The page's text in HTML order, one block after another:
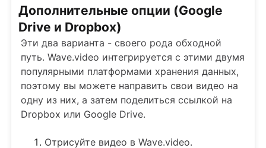
Дополнительные опции (Google
Drive и Dropbox)
Эти два варианта - своего рода обходной
путь. Wave.video интегрируется с этими двумя
популярными платформами хранения данных,
поэтому вы можете направить свои видео на
одну из них, а затем поделиться ссылкой на
Dropbox или Google Drive.
Отрисуйте видео в Wave.video.